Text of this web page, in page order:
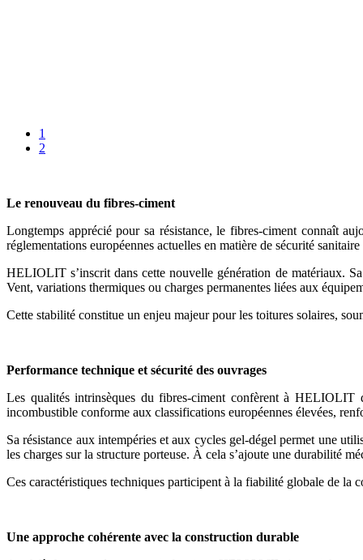
1
2
Le renouveau du fibres-ciment
Longtemps apprécié pour sa résistance, le fibres-ciment connaît
réglementations européennes actuelles en matière de sécurité
HELIOLIT s’inscrit dans cette nouvelle génération de matériaux.
Vent, variations thermiques ou charges permanentes liées aux
Cette stabilité constitue un enjeu majeur pour les toitures solaires,
Performance technique et sécurité des ouvrages
Les qualités intrinsèques du fibres-ciment confèrent à HELIOLIT
incombustible conforme aux classifications européennes élevées,
Sa résistance aux intempéries et aux cycles gel-dégel permet une
les charges sur la structure porteuse. À cela s’ajoute une durabilité
Ces caractéristiques techniques participent à la fiabilité globale de la
Une approche cohérente avec la construction durable